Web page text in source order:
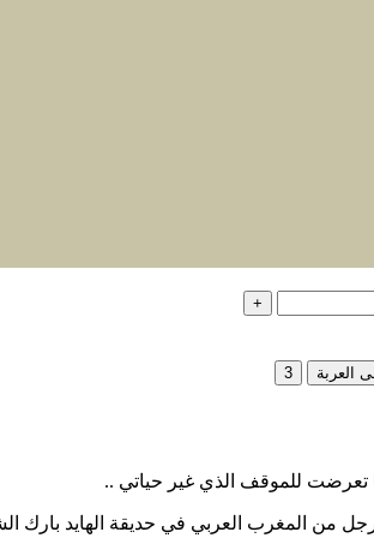
+
العربة 3
للموقف الذي غير حياتي ..
من المغرب العربي في حديقة الهايد بارك